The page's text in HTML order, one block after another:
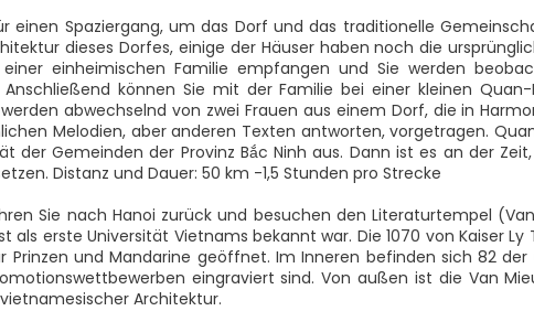
einen Spaziergang, um das Dorf und das traditionelle
dieses Dorfes, einige der Häuser haben noch die
einheimischen Familie empfangen und Sie werden
können Sie mit der Familie bei einer kleinen
abwechselnd von zwei Frauen aus einem Dorf, die in
Melodien, aber anderen Texten antworten, vorgetragen.
der Gemeinden der Provinz Bắc Ninh aus. Dann ist es an der
Distanz und Dauer: 50 km -1,5 Stunden pro Strecke
Sie nach Hanoi zurück und besuchen den Literaturtempel
als erste Universität Vietnams bekannt war. Die 1070 von Kaiser
Prinzen und Mandarine geöffnet. Im Inneren befinden sich 82
eingraviert sind. Von außen ist die Van
Architektur.